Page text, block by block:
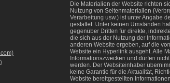
Die Materialien der Website richten
Nutzung von Seitenmaterialien
Verarbeitung usw.) ist unter Angabe
gestattet. Unter keinen Umständen
gegenüber Dritten für direkte,
die sich aus der Nutzung der
anderen Website ergeben, auf die
Website ein Hyperlink ausgeht. Alle
Informationszwecken und dürfen
werden. Der Websiteinhaber
keine Garantie für die Aktualität,
Website bereitgestellten